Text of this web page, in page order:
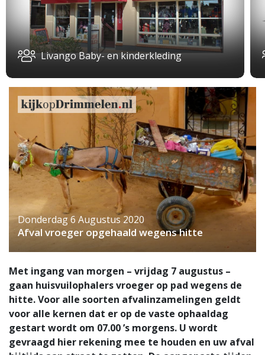
Livango Baby- en kinderkleding
Donderdag 6 Augustus 2020
Afval vroeger opgehaald wegens hitte
Met ingang van morgen – vrijdag 7 augustus –
gaan huisvuilophalers vroeger op pad wegens de
hitte. Voor alle soorten afvalinzamelingen geldt
voor alle kernen dat er op de vaste ophaaldag
gestart wordt om 07.00 ’s morgens. U wordt
gevraagd hier rekening mee te houden en uw afval